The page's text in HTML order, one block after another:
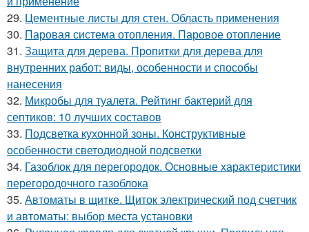
29. Цементные листы для стен. Область применения
30. Паровая система отопления. Паровое отопление
31. Защита для дерева. Пропитки для дерева для
внутренних работ: виды, особенности и способы
нанесения
32. Микробы для туалета. Рейтинг бактерий для
септиков: 10 лучших составов
33. Подсветка кухонной зоны. Конструктивные
особенности светодиодной подсветки
34. Газоблок для перегородок. Основные характеристики
перегородочного газоблока
35. Автоматы в щитке. Щиток электрический под счетчик
и автоматы: выбор места установки